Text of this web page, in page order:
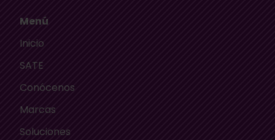
Menú
Inicio
SATE
Conócenos
Marcas
Soluciones